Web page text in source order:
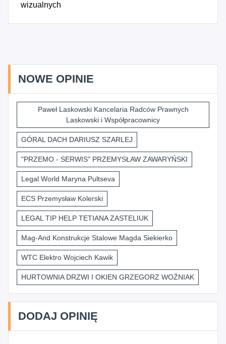
wizualnych
NOWE OPINIE
Paweł Laskowski Kancelaria Radców Prawnych
Laskowski i Współpracownicy
GÓRAL DACH DARIUSZ SZARLEJ
"PRZEMO - SERWIS" PRZEMYSŁAW ZAWARYŃSKI
Legal World Maryna Pultseva
ECS Przemysław Kolerski
LEGAL TIP HELP TETIANA ZASTELIUK
Mag-And Konstrukcje Stalowe Magda Siekierko
WTC Elektro Wojciech Kawik
HURTOWNIA DRZWI I OKIEN GRZEGORZ WOŹNIAK
DODAJ OPINIĘ